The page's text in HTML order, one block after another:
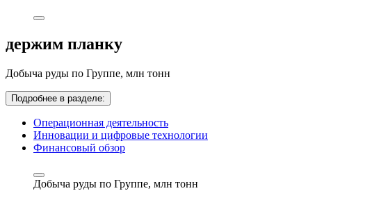
держим планку
Добыча руды по Группе, млн тонн
Подробнее в разделе:
Операционная деятельность
Инновации и цифровые технологии
Финансовый обзор
Добыча руды по Группе, млн тонн